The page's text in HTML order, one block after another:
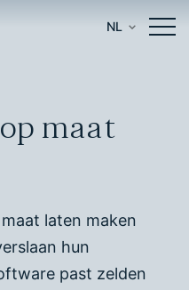
NL
maat
laten maken
hun
past zelden